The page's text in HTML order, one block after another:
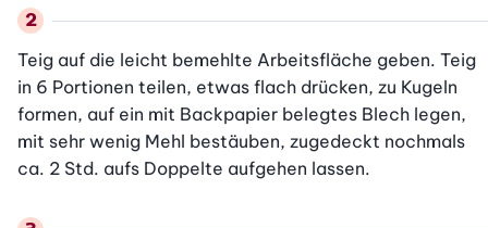
Teig auf die leicht bemehlte Arbeitsfläche geben. Teig
in 6 Portionen teilen, etwas flach drücken, zu Kugeln
formen, auf ein mit Backpapier belegtes Blech legen,
mit sehr wenig Mehl bestäuben, zugedeckt nochmals
ca. 2 Std. aufs Doppelte aufgehen lassen.